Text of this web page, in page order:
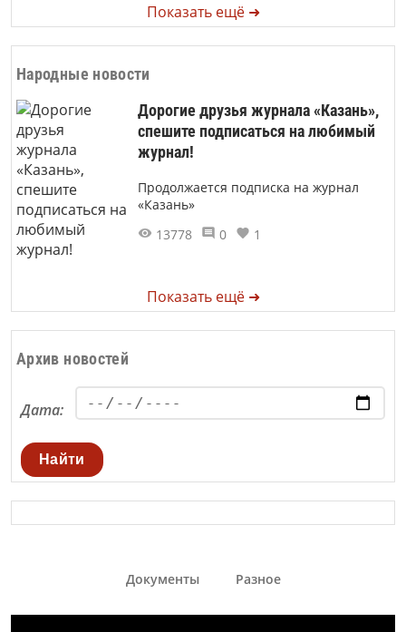
Показать ещё ➜
Народные новости
Дорогие друзья журнала «Казань»,
спешите подписаться на любимый
журнал!
Продолжается подписка на журнал
«Казань»
13778
0 1
Показать ещё ➜
Архив новостей
Дата:
Найти
Документы Разное